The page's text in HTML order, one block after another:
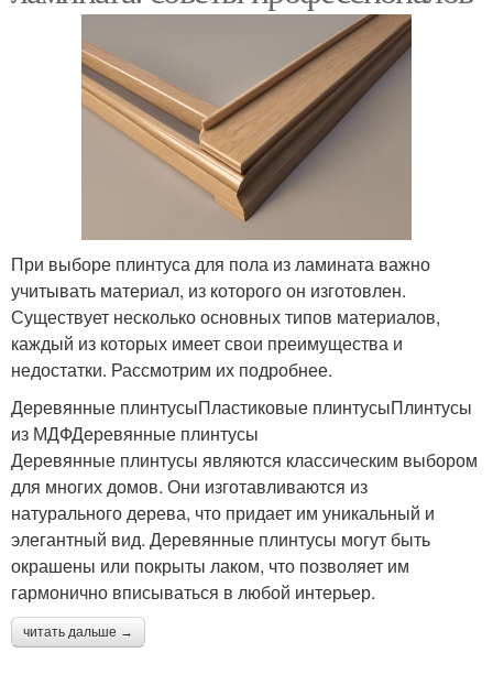
При выборе плинтуса для пола из ламината важно
учитывать материал, из которого он изготовлен.
Существует несколько основных типов материалов,
каждый из которых имеет свои преимущества и
недостатки. Рассмотрим их подробнее.
Деревянные плинтусыПластиковые плинтусыПлинтусы
из МДФДеревянные плинтусы
Деревянные плинтусы являются классическим выбором
для многих домов. Они изготавливаются из
натурального дерева, что придает им уникальный и
элегантный вид. Деревянные плинтусы могут быть
окрашены или покрыты лаком, что позволяет им
гармонично вписываться в любой интерьер.
читать дальше →